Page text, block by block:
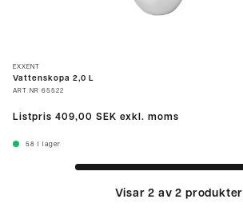
EXXENT
Vattenskopa 2,0 L
ART.NR 65522
Listpris 409,00 SEK exkl. moms
58 I lager
Visar 2 av 2 produkter